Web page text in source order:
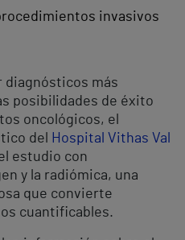
invasivos
diagnósticos más
posibilidades de éxito
oncológicos, el
del
Hospital Vithas Val
estudio con
y la radiómica, una
que convierte
cuantificables.